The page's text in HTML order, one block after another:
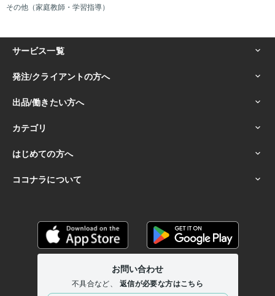
その他（家庭教師・学習指導）